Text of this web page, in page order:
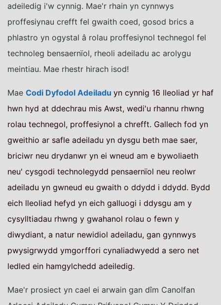
adeiledig i'w cynnig. Mae'r rhain yn cynnwys
proffesiynau crefft fel gwaith coed, gosod brics a
phlastro yn ogystal â rolau proffesiynol technegol fel
technoleg bensaernïol, rheoli adeiladu ac arolygu
meintiau. Mae rhestr hirach isod!
Mae Codi Dyfodol Adeiladu yn cynnig 16 lleoliad yr haf
hwn hyd at ddechrau mis Awst, wedi'u rhannu rhwng
rolau technegol, proffesiynol a chrefft. Gallech fod yn
gweithio ar safle adeiladu yn dysgu beth mae saer,
briciwr neu drydanwr yn ei wneud am e bywoliaeth
neu' cysgodi technolegydd pensaernïol neu reolwr
adeiladu yn gwneud eu gwaith o ddydd i ddydd. Bydd
eich lleoliad hefyd yn eich galluogi i ddysgu am y
cysylltiadau rhwng y gwahanol rolau o fewn y
diwydiant, a natur newidiol adeiladu, gan gynnwys
pwysigrwydd ymgorffori cynaliadwyedd a sero net
ledled ein hamgylchedd adeiledig.
Mae'r prosiect yn cael ei arwain gan dîm Canolfan